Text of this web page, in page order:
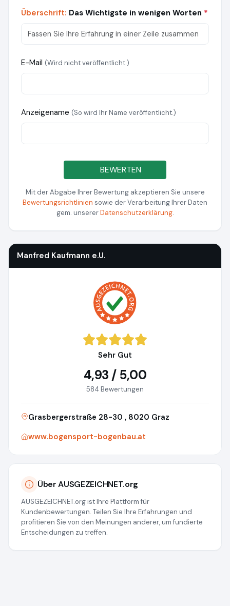
Überschrift: Das Wichtigste in wenigen Worten *
E-Mail (Wird nicht veröffentlicht.)
Anzeigename (So wird Ihr Name veröffentlicht.)
BEWERTEN
Mit der Abgabe Ihrer Bewertung akzeptieren Sie unsere
Bewertungsrichtlinien sowie der Verarbeitung Ihrer Daten
gem. unsererDatenschutzerklärung.
Manfred Kaufmann e.U.
Sehr Gut
4,93 / 5,00
584 Bewertungen
Grasbergerstraße 28-30 , 8020 Graz
www.bogensport-bogenbau.at
Über AUSGEZEICHNET.org
AUSGEZEICHNET.org ist Ihre Plattform für
Kundenbewertungen. Teilen Sie Ihre Erfahrungen und
profitieren Sie von den Meinungen anderer, um fundierte
Entscheidungen zu treffen.